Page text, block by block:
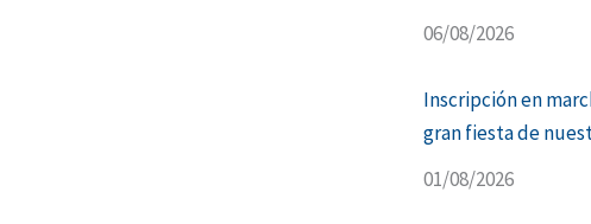
06/08/2026
Inscripción en
gran fiesta de
01/08/2026